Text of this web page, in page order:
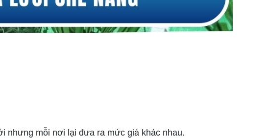
nhưng mỗi nơi lại đưa ra mức giá khác nhau.